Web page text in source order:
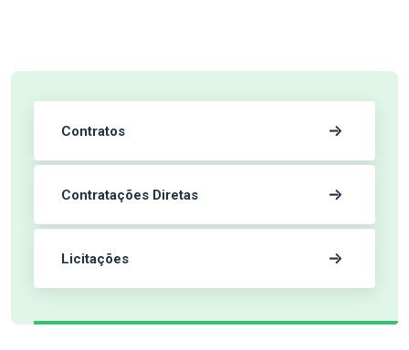
Contratos
Contratações Diretas
Licitações